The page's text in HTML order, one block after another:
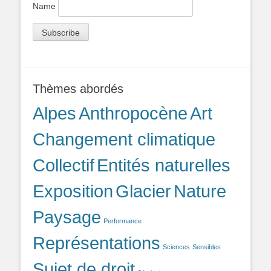
Name
Thèmes abordés
AlpesAnthropocèneArt
Changement climatique
CollectifEntités naturelles
ExpositionGlacierNature
Paysage Performance
Représentations Sciences Sensibles